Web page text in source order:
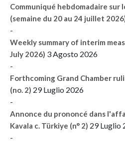
Communiqué hebdomadaire sur
(semaine du 20 au 24 juillet
-
Weekly summary of interim
July 2026) 3 Agosto 2026
-
Forthcoming Grand Chamber
(no. 2) 29 Luglio 2026
-
Annonce du prononcé dans
Kavala c. Türkiye (n° 2) 29 Luglio
-